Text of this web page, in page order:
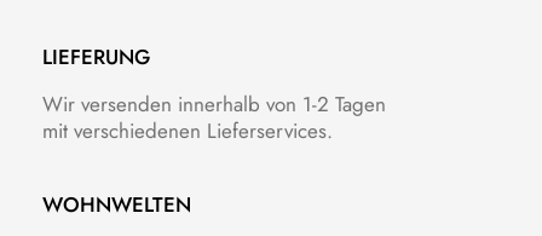
LIEFERUNG
Wir versenden innerhalb von 1-2 Tagen
mit verschiedenen Lieferservices.
WOHNWELTEN